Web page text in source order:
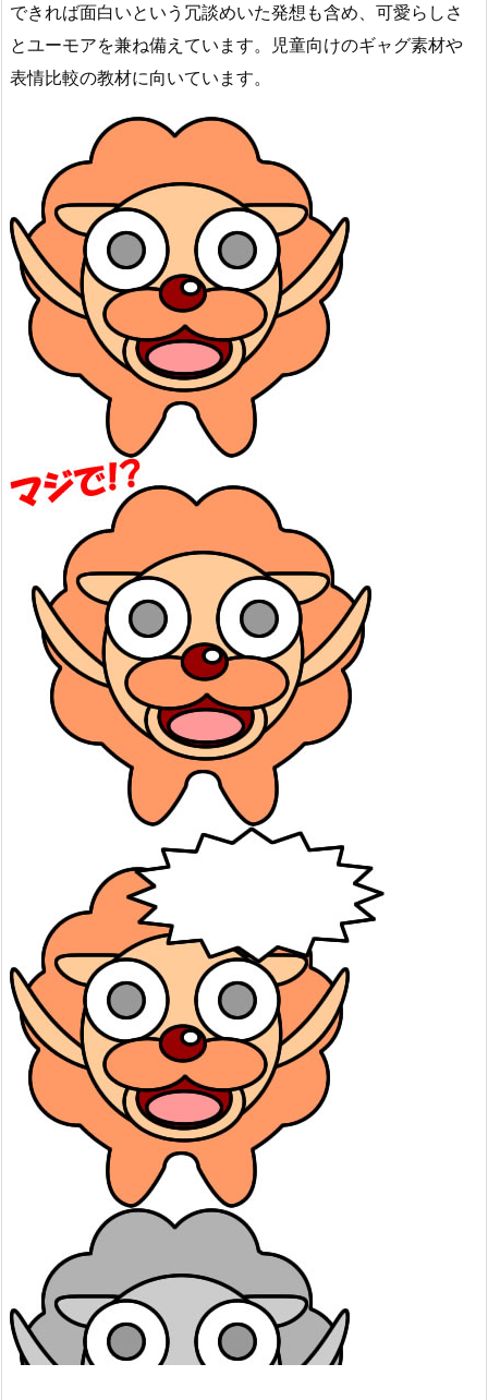
できれば面白いという冗談めいた発想も含め、可愛らしさ
とユーモアを兼ね備えています。児童向けのギャグ素材や
表情比較の教材に向いています。